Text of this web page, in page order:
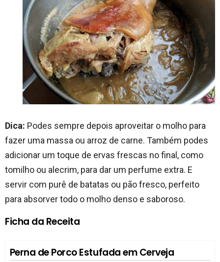
Dica: Podes sempre depois aproveitar o molho para
fazer uma massa ou arroz de carne. Também podes
adicionar um toque de ervas frescas no final, como
tomilho ou alecrim, para dar um perfume extra. E
servir com purê de batatas ou pão fresco, perfeito
para absorver todo o molho denso e saboroso.
Ficha da Receita
Perna de Porco Estufada em Cerveja